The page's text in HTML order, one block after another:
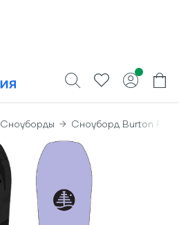
Сноуборды Сноуборд Burton Ft